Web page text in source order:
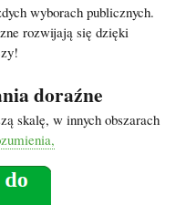
wyborach publicznych.
rozwijają się dzięki
doraźne
skalę, w innych obszarach
,